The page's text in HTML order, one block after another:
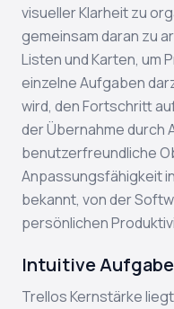
visueller Klarheit zu
gemeinsam daran zu
Listen und Karten, um
einzelne Aufgaben
wird, den Fortschritt
der Übernahme durch
benutzerfreundliche
Anpassungsfähigkeit
bekannt, von der
persönlichen
Intuitive
Trellos Kernstärke